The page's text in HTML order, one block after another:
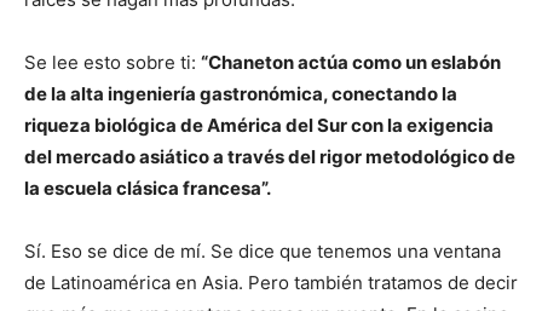
Se lee esto sobre ti: “Chaneton actúa como un eslabón
de la alta ingeniería gastronómica, conectando la
riqueza biológica de América del Sur con la exigencia
del mercado asiático a través del rigor metodológico de
la escuela clásica francesa”.
Sí. Eso se dice de mí. Se dice que tenemos una ventana
de Latinoamérica en Asia. Pero también tratamos de decir